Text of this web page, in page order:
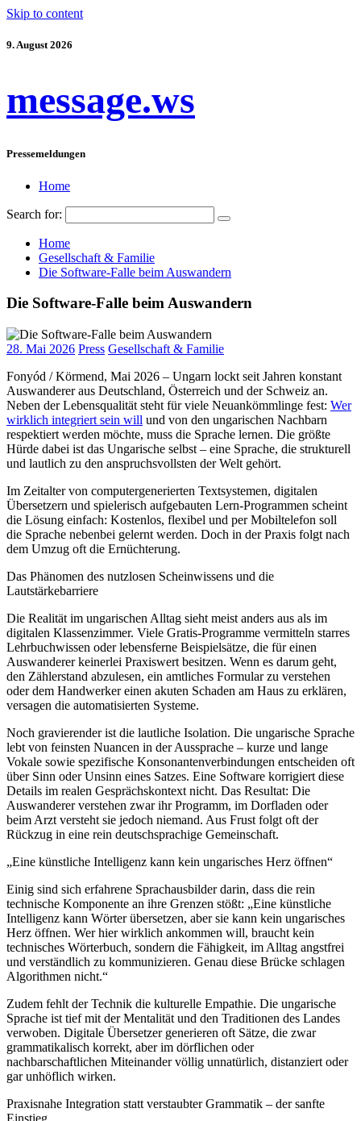
Skip to content
9. August 2026
message.ws
Pressemeldungen
Home
Search for:
Home
Gesellschaft & Familie
Die Software-Falle beim Auswandern
Die Software-Falle beim Auswandern
28. Mai 2026 Press Gesellschaft & Familie
Fonyód / Körmend, Mai 2026 – Ungarn lockt seit Jahren konstant
Auswanderer aus Deutschland, Österreich und der Schweiz an.
Neben der Lebensqualität steht für viele Neuankömmlinge fest: Wer
wirklich integriert sein will und von den ungarischen Nachbarn
respektiert werden möchte, muss die Sprache lernen. Die größte
Hürde dabei ist das Ungarische selbst – eine Sprache, die strukturell
und lautlich zu den anspruchsvollsten der Welt gehört.
Im Zeitalter von computergenerierten Textsystemen, digitalen
Übersetzern und spielerisch aufgebauten Lern-Programmen scheint
die Lösung einfach: Kostenlos, flexibel und per Mobiltelefon soll
die Sprache nebenbei gelernt werden. Doch in der Praxis folgt nach
dem Umzug oft die Ernüchterung.
Das Phänomen des nutzlosen Scheinwissens und die
Lautstärkebarriere
Die Realität im ungarischen Alltag sieht meist anders aus als im
digitalen Klassenzimmer. Viele Gratis-Programme vermitteln starres
Lehrbuchwissen oder lebensferne Beispielsätze, die für einen
Auswanderer keinerlei Praxiswert besitzen. Wenn es darum geht,
den Zählerstand abzulesen, ein amtliches Formular zu verstehen
oder dem Handwerker einen akuten Schaden am Haus zu erklären,
versagen die automatisierten Systeme.
Noch gravierender ist die lautliche Isolation. Die ungarische Sprache
lebt von feinsten Nuancen in der Aussprache – kurze und lange
Vokale sowie spezifische Konsonantenverbindungen entscheiden oft
über Sinn oder Unsinn eines Satzes. Eine Software korrigiert diese
Details im realen Gesprächskontext nicht. Das Resultat: Die
Auswanderer verstehen zwar ihr Programm, im Dorfladen oder
beim Arzt versteht sie jedoch niemand. Aus Frust folgt oft der
Rückzug in eine rein deutschsprachige Gemeinschaft.
„Eine künstliche Intelligenz kann kein ungarisches Herz öffnen“
Einig sind sich erfahrene Sprachausbilder darin, dass die rein
technische Komponente an ihre Grenzen stößt: „Eine künstliche
Intelligenz kann Wörter übersetzen, aber sie kann kein ungarisches
Herz öffnen. Wer hier wirklich ankommen will, braucht kein
technisches Wörterbuch, sondern die Fähigkeit, im Alltag angstfrei
und verständlich zu kommunizieren. Genau diese Brücke schlagen
Algorithmen nicht.“
Zudem fehlt der Technik die kulturelle Empathie. Die ungarische
Sprache ist tief mit der Mentalität und den Traditionen des Landes
verwoben. Digitale Übersetzer generieren oft Sätze, die zwar
grammatikalisch korrekt, aber im dörflichen oder
nachbarschaftlichen Miteinander völlig unnatürlich, distanziert oder
gar unhöflich wirken.
Praxisnahe Integration statt verstaubter Grammatik – der sanfte
Einstieg